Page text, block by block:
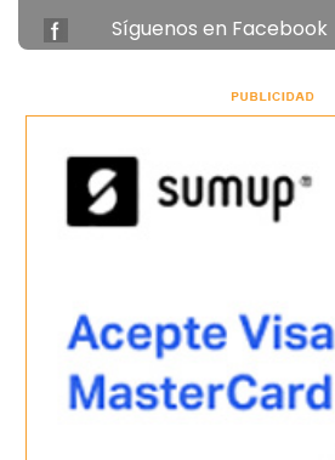
Síguenos en Facebook